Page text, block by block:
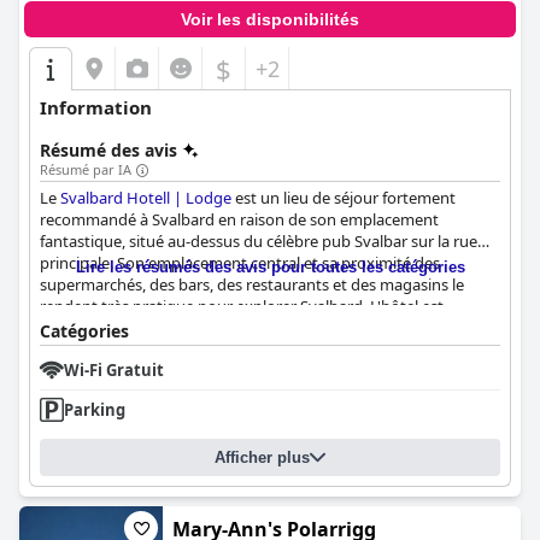
Voir les disponibilités
$ +2
Information
Résumé des avis
Résumé par IA
LeSvalbard Hotell | Lodgeest un lieu de séjour fortement
recommandé à Svalbard en raison de son emplacement
fantastique, situé au-dessus du célèbre pub Svalbar sur la rue
principale. Son emplacement central et sa proximité des
supermarchés, des bars, des restaurants et des magasins le
rendent très pratique pour explorer Svalbard. L'hôtel est
également proche des musées et autres sites touristiques
populaires, avec des arrêts de navette pour les excursions et
l'aéroport à seulement trois mètres.
Les chambres du
propres et bien équipées avec tout ce dont vous avez besoin, y
compris une cuisine, des appareils fonctionnels et des lits
confortables. Bien que certaines chambres n'aient pas de
placards, les salons sont spacieux, parfaits pour se détendre
avec des amis ou en famille.
Lire les résumés des avis pour toutes les catégories
Catégories
Wi-Fi Gratuit
Parking
Afficher plus
Mary-Ann's Polarrigg